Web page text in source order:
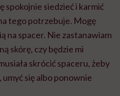
spokojnie siedzieć i karmić
tego potrzebuje. Mogę
na spacer. Nie zastanawiam
skórę, czy będzie mi
skrócić spaceru, żeby
się albo ponownie